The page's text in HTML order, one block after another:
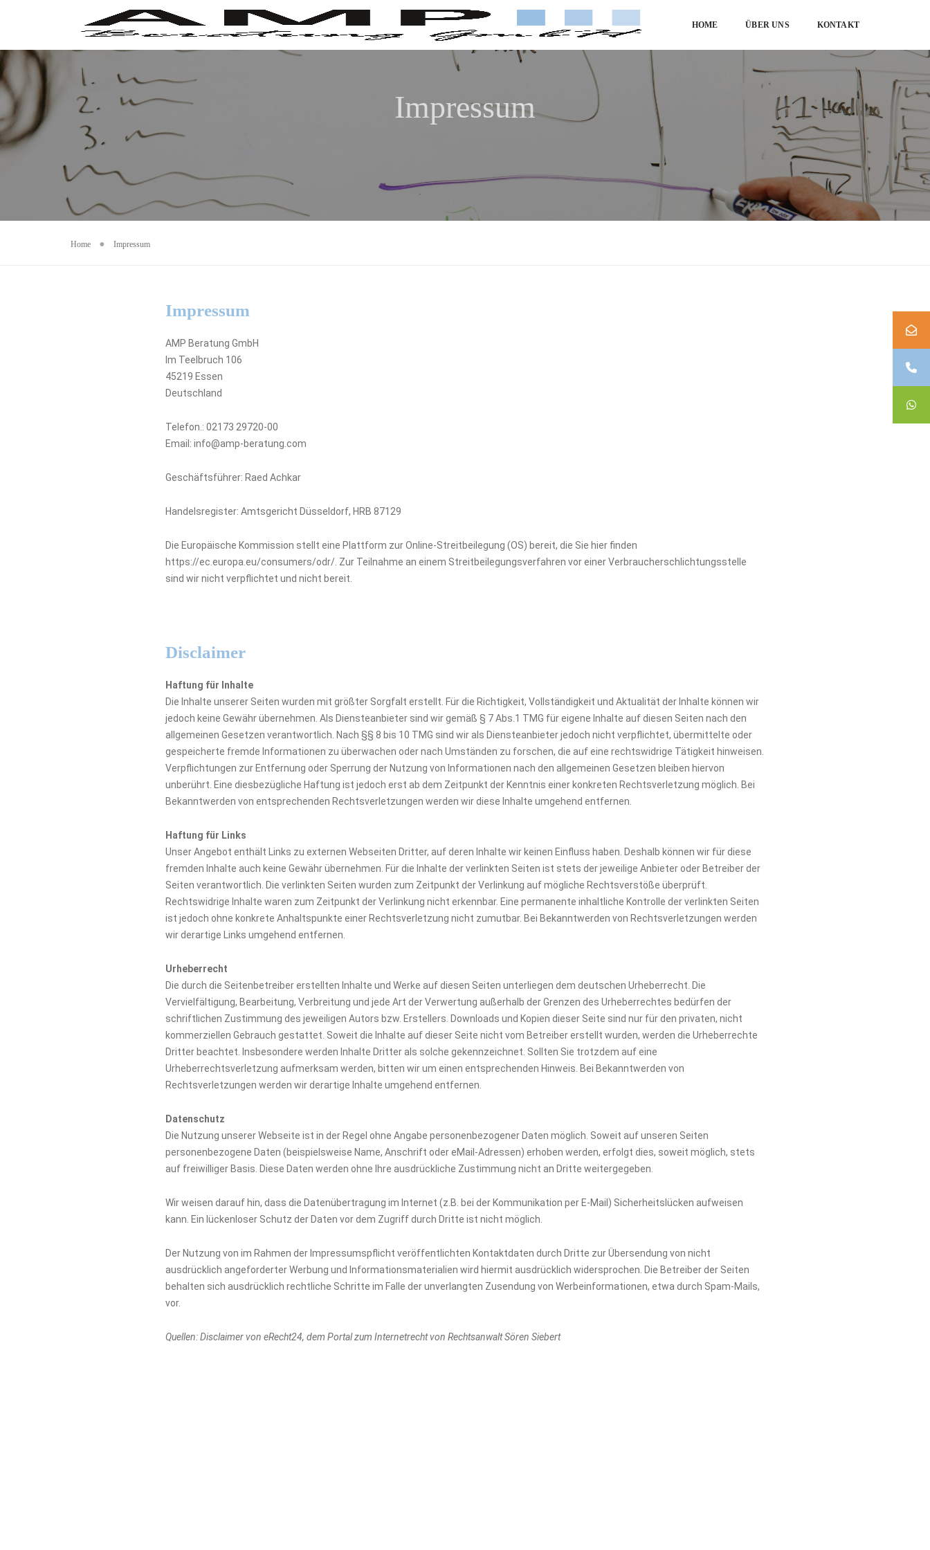
HOME ÜBER UNS KONTAKT
Impressum
Home Impressum
Impressum
AMP Beratung GmbH
Im Teelbruch 106
45219 Essen
Deutschland
Telefon.: 02173 29720-00
Email: info@amp-beratung.com
Geschäftsführer: Raed Achkar
Handelsregister: Amtsgericht Düsseldorf, HRB 87129
Die Europäische Kommission stellt eine Plattform zur Online-Streitbeilegung (OS) bereit, die Sie hier finden
https://ec.europa.eu/consumers/odr/. Zur Teilnahme an einem Streitbeilegungsverfahren vor einer Verbraucherschlichtungsstelle
sind wir nicht verpflichtet und nicht bereit.
Disclaimer
Haftung für Inhalte
Die Inhalte unserer Seiten wurden mit größter Sorgfalt erstellt. Für die Richtigkeit, Vollständigkeit und Aktualität der Inhalte können wir
jedoch keine Gewähr übernehmen. Als Diensteanbieter sind wir gemäß § 7 Abs.1 TMG für eigene Inhalte auf diesen Seiten nach den
allgemeinen Gesetzen verantwortlich. Nach §§ 8 bis 10 TMG sind wir als Diensteanbieter jedoch nicht verpflichtet, übermittelte oder
gespeicherte fremde Informationen zu überwachen oder nach Umständen zu forschen, die auf eine rechtswidrige Tätigkeit hinweisen.
Verpflichtungen zur Entfernung oder Sperrung der Nutzung von Informationen nach den allgemeinen Gesetzen bleiben hiervon
unberührt. Eine diesbezügliche Haftung ist jedoch erst ab dem Zeitpunkt der Kenntnis einer konkreten Rechtsverletzung möglich. Bei
Bekanntwerden von entsprechenden Rechtsverletzungen werden wir diese Inhalte umgehend entfernen.
Haftung für Links
Unser Angebot enthält Links zu externen Webseiten Dritter, auf deren Inhalte wir keinen Einfluss haben. Deshalb können wir für diese
fremden Inhalte auch keine Gewähr übernehmen. Für die Inhalte der verlinkten Seiten ist stets der jeweilige Anbieter oder Betreiber der
Seiten verantwortlich. Die verlinkten Seiten wurden zum Zeitpunkt der Verlinkung auf mögliche Rechtsverstöße überprüft.
Rechtswidrige Inhalte waren zum Zeitpunkt der Verlinkung nicht erkennbar. Eine permanente inhaltliche Kontrolle der verlinkten Seiten
ist jedoch ohne konkrete Anhaltspunkte einer Rechtsverletzung nicht zumutbar. Bei Bekanntwerden von Rechtsverletzungen werden
wir derartige Links umgehend entfernen.
Urheberrecht
Die durch die Seitenbetreiber erstellten Inhalte und Werke auf diesen Seiten unterliegen dem deutschen Urheberrecht. Die
Vervielfältigung, Bearbeitung, Verbreitung und jede Art der Verwertung außerhalb der Grenzen des Urheberrechtes bedürfen der
schriftlichen Zustimmung des jeweiligen Autors bzw. Erstellers. Downloads und Kopien dieser Seite sind nur für den privaten, nicht
kommerziellen Gebrauch gestattet. Soweit die Inhalte auf dieser Seite nicht vom Betreiber erstellt wurden, werden die Urheberrechte
Dritter beachtet. Insbesondere werden Inhalte Dritter als solche gekennzeichnet. Sollten Sie trotzdem auf eine
Urheberrechtsverletzung aufmerksam werden, bitten wir um einen entsprechenden Hinweis. Bei Bekanntwerden von
Rechtsverletzungen werden wir derartige Inhalte umgehend entfernen.
Datenschutz
Die Nutzung unserer Webseite ist in der Regel ohne Angabe personenbezogener Daten möglich. Soweit auf unseren Seiten
personenbezogene Daten (beispielsweise Name, Anschrift oder eMail-Adressen) erhoben werden, erfolgt dies, soweit möglich, stets
auf freiwilliger Basis. Diese Daten werden ohne Ihre ausdrückliche Zustimmung nicht an Dritte weitergegeben.
Wir weisen darauf hin, dass die Datenübertragung im Internet (z.B. bei der Kommunikation per E-Mail) Sicherheitslücken aufweisen
kann. Ein lückenloser Schutz der Daten vor dem Zugriff durch Dritte ist nicht möglich.
Der Nutzung von im Rahmen der Impressumspflicht veröffentlichten Kontaktdaten durch Dritte zur Übersendung von nicht
ausdrücklich angeforderter Werbung und Informationsmaterialien wird hiermit ausdrücklich widersprochen. Die Betreiber der Seiten
behalten sich ausdrücklich rechtliche Schritte im Falle der unverlangten Zusendung von Werbeinformationen, etwa durch Spam-Mails,
vor.
Quellen: Disclaimer von eRecht24, dem Portal zum Internetrecht von Rechtsanwalt Sören Siebert